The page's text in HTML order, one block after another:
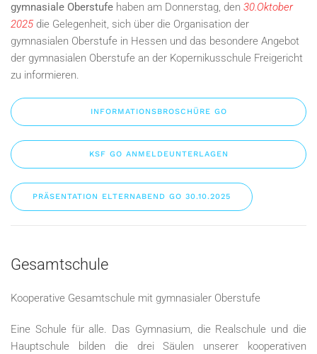
gymnasiale Oberstufe haben am Donnerstag, den 30.Oktober
2025 die Gelegenheit, sich über die Organisation der
gymnasialen Oberstufe in Hessen und das besondere Angebot
der gymnasialen Oberstufe an der Kopernikusschule Freigericht
zu informieren.
INFORMATIONSBROSCHÜRE GO
KSF GO ANMELDEUNTERLAGEN
PRÄSENTATION ELTERNABEND GO 30.10.2025
Gesamtschule
Kooperative Gesamtschule mit gymnasialer Oberstufe
Eine Schule für alle. Das Gymnasium, die Realschule und die
Hauptschule bilden die drei Säulen unserer kooperativen